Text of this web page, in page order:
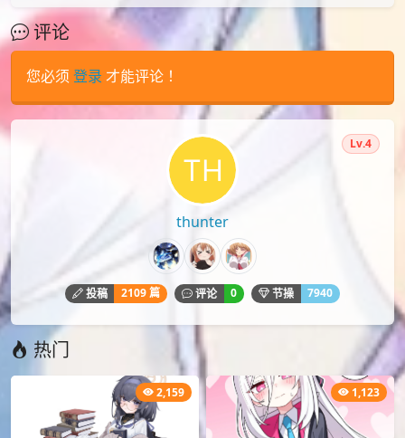
评论
您必须 登录 才能评论！
thunter
Lv.4
投稿 2109 篇 评论 0 节操 7940
热门
2,159 1,123